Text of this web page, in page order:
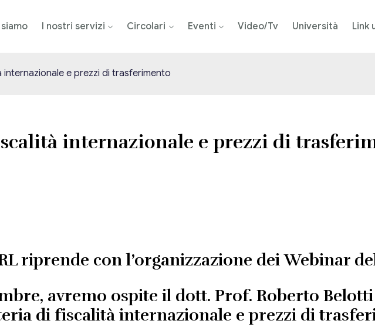
I nostri servizi Circolari Eventi Video/Tv Università Link
internazionale e prezzi di trasferimento
internazionale e prezzi di
riprende con l’organizzazione deiWebinar
avremo ospite il dott. Prof. Roberto Belotti
di fiscalità internazionale e prezzi di